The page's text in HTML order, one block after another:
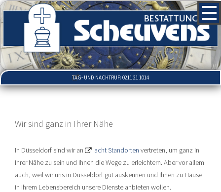
Wir sind ganz in Ihrer Nähe
In Düsseldorf sind wir an acht Standorten vertreten, um ganz in
Ihrer Nähe zu sein und Ihnen die Wege zu erleichtern. Aber vor allem
auch, weil wir uns in Düsseldorf gut auskennen und Ihnen zu Hause
in Ihrem Lebensbereich unsere Dienste anbieten wollen.
TAG- UND NACHTRUF: 0211 21 1014